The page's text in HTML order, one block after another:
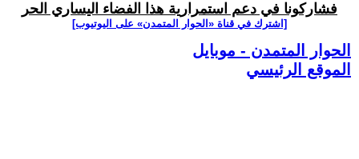
فشاركونا في دعم استمرارية هذا الفضاء اليساري الحر
[اشترك في قناة ‫«الحوار المتمدن» على اليوتيوب]
الحوار المتمدن - موبايل
الموقع الرئيسي